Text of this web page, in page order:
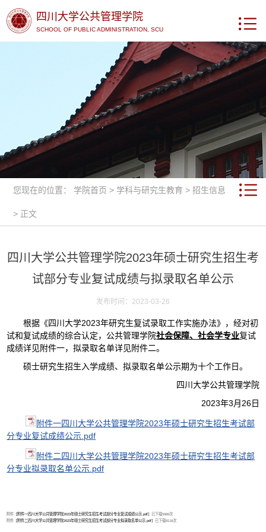
四川大学公共管理学院
SCHOOL OF PUBLIC ADMINISTRATION, SCU
您现在的位置： 学院首页 > 学科与研究生教育 >招生信息
> 正文
四川大学公共管理学院2023年硕士研究生招生考
试部分专业复试成绩与拟录取名单公示
发布时间：2023-03-26
根据《四川大学2023年研究生复试录取工作实施办法》，经对初
试和复试成绩的综合认定，公共管理学院社会保障、社会学专业复试
成绩详见附件一，拟录取名单详见附件二。
硕士研究生招生入学成绩、拟录取名单公示期为十个工作日。
四川大学公共管理学院
2023年3月26日
附件一四川大学公共管理学院2023年硕士研究生招生考试部
分专业复试成绩公示.pdf
附件二四川大学公共管理学院2023年硕士研究生招生考试部
分专业拟录取名单公示.pdf
附件【附件一四川大学公共管理学院2023年硕士研究生招生考试部分专业复试成绩公示.pdf】已下载5989次
附件【附件二四川大学公共管理学院2023年硕士研究生招生考试部分专业拟录取名单公示.pdf】已下载8118次